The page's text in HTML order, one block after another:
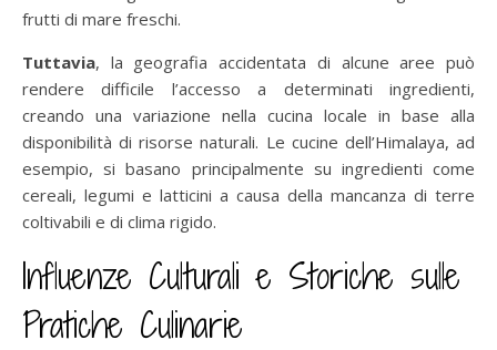
frutti di mare freschi.
Tuttavia, la geografia accidentata di alcune aree può
rendere difficile l’accesso a determinati ingredienti,
creando una variazione nella cucina locale in base alla
disponibilità di risorse naturali. Le cucine dell’Himalaya, ad
esempio, si basano principalmente su ingredienti come
cereali, legumi e latticini a causa della mancanza di terre
coltivabili e di clima rigido.
Influenze Culturali e Storiche sulle
Pratiche Culinarie